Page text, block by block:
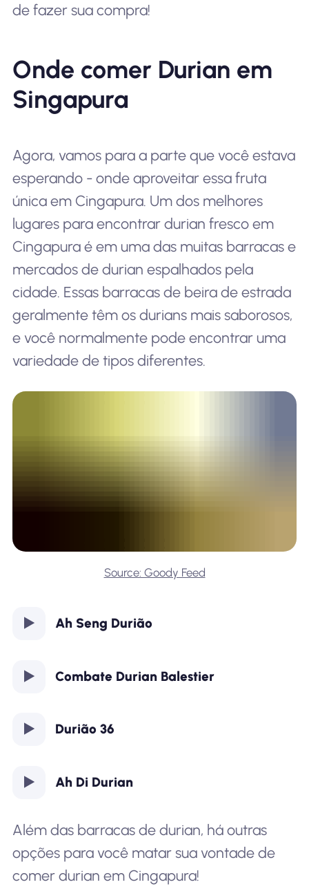
de fazer sua compra!
Onde comer Durian em
Singapura
Agora, vamos para a parte que você estava
esperando - onde aproveitar essa fruta
única em Cingapura. Um dos melhores
lugares para encontrar durian fresco em
Cingapura é em uma das muitas barracas e
mercados de durian espalhados pela
cidade. Essas barracas de beira de estrada
geralmente têm os durians mais saborosos,
e você normalmente pode encontrar uma
variedade de tipos diferentes.
Source: Goody Feed
Ah Seng Durião
Combate Durian Balestier
Durião 36
Ah Di Durian
Além das barracas de durian, há outras
opções para você matar sua vontade de
comer durian em Cingapura!